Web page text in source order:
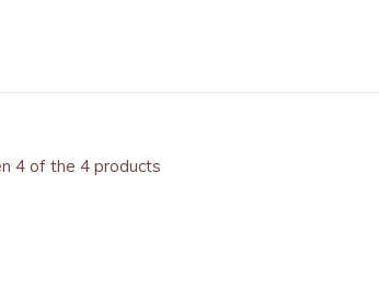
4 of the 4 products